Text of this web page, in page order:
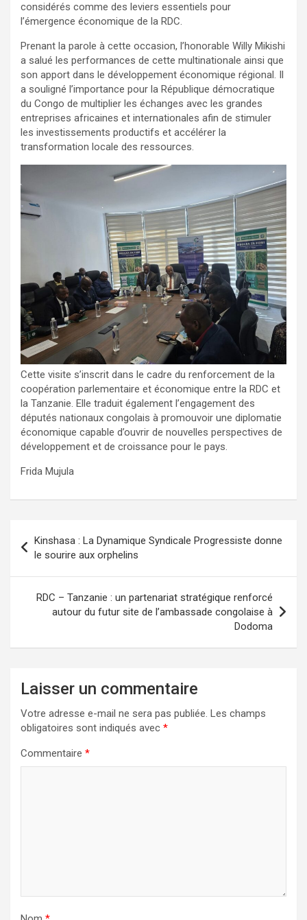
considérés comme des leviers essentiels pour
l’émergence économique de la RDC.
Prenant la parole à cette occasion, l’honorable Willy Mikishi
a salué les performances de cette multinationale ainsi que
son apport dans le développement économique régional. Il
a souligné l’importance pour la République démocratique
du Congo de multiplier les échanges avec les grandes
entreprises africaines et internationales afin de stimuler
les investissements productifs et accélérer la
transformation locale des ressources.
Cette visite s’inscrit dans le cadre du renforcement de la
coopération parlementaire et économique entre la RDC et
la Tanzanie. Elle traduit également l’engagement des
députés nationaux congolais à promouvoir une diplomatie
économique capable d’ouvrir de nouvelles perspectives de
développement et de croissance pour le pays.
Frida Mujula
de
l’article
Kinshasa : La Dynamique Syndicale Progressiste donne
le sourire aux orphelins
RDC – Tanzanie : un partenariat stratégique renforcé
autour du futur site de l’ambassade congolaise à
Dodoma
Laisser un commentaire
Votre adresse e-mail ne sera pas publiée. Les champs
obligatoires sont indiqués avec *
Commentaire *